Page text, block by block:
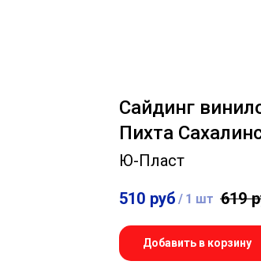
Сайдинг
Пихта
Ю-Пласт
510 руб / 1 шт 619
Добавить в корзину